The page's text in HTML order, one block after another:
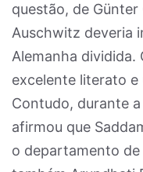
questão, de Günter
Auschwitz deveria
Alemanha dividida.
excelente literato
Contudo, durante
afirmou que
o departamento de